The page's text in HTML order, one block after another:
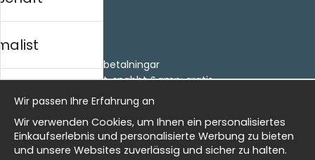
Einkaufen
Villkor
- Returer och återbetalningar
- Leverans - enkelt, snabbt &amp; gratis
Om cookies
Meine Favoriten
Information
history
Wir passen Ihre Erfahrung an
Wir verwenden Cookies, um Ihnen ein personalisiertes
Einkaufserlebnis und personalisierte Werbung zu bieten
und unsere Websites zuverlässig und sicher zu halten.